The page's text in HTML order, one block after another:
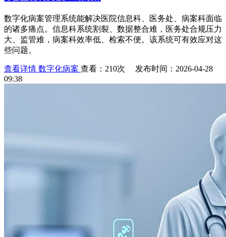
数字化病案管理系统能解决医院信息科、医务处、病案科面临
的诸多痛点。信息科系统割裂、数据整合难，医务处合规压力
大、监管难，病案科效率低、检索不便。该系统可有效应对这
些问题。
查看详情 数字化病案 查看：210次 发布时间：2026-04-28
09:38